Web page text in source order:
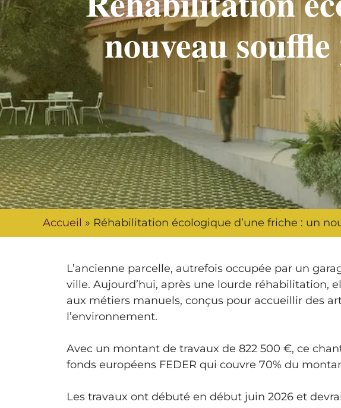
nouveau
Accueil » Réhabilitation écologique d’une friche : un
L’ancienne parcelle, autrefois occupée par un
ville. Aujourd’hui, après une lourde réhabilitation,
aux métiers manuels, conçus pour accueillir des
l’environnement.
Avec un montant de travaux de 822 500 €, ce
fonds européens FEDER qui couvre 70% du
Les travaux ont débuté en début juin 2026 et